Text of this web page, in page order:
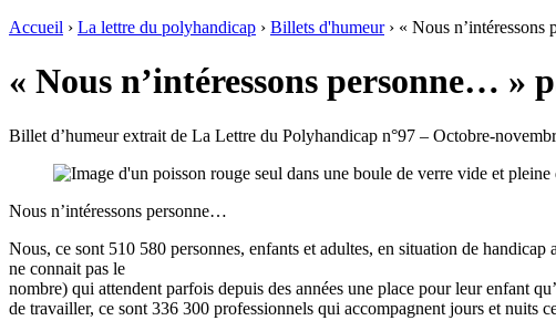
Accueil › La lettre du polyhandicap › Billets d'humeur› « Nous
« Nous n’intéressons personne… »
Billet d’humeur extrait de La Lettre du Polyhandicap n°97 – Octobre-
Nous n’intéressons personne…
Nous, ce sont 510 580 personnes, enfants et adultes, en situation de
ne connait pas le
nombre) qui attendent parfois depuis des années une place pour leur enfant
de travailler, ce sont 336 300 professionnels qui accompagnent jours et nuits